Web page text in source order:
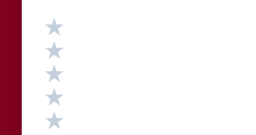
Valutazione